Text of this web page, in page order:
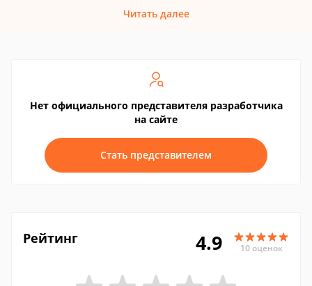
Читать далее
Нет официального представителя разработчика
на сайте
Стать представителем
Рейтинг 4.9 10 оценок